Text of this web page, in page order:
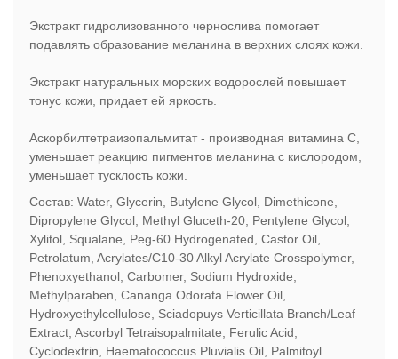
Экстракт гидролизованного чернослива помогает
подавлять образование меланина в верхних слоях кожи.
Экстракт натуральных морских водорослей повышает
тонус кожи, придает ей яркость.
Аскорбилтетраизопальмитат - производная витамина С,
уменьшает реакцию пигментов меланина с кислородом,
уменьшает тусклость кожи.
Состав: Water, Glycerin, Butylene Glycol, Dimethicone,
Dipropylene Glycol, Methyl Gluceth-20, Pentylene Glycol,
Xylitol, Squalane, Peg-60 Hydrogenated, Castor Oil,
Petrolatum, Acrylates/C10-30 Alkyl Acrylate Crosspolymer,
Phenoxyethanol, Carbomer, Sodium Hydroxide,
Methylparaben, Cananga Odorata Flower Oil,
Hydroxyethylcellulose, Sciadopuys Verticillata Branch/Leaf
Extract, Ascorbyl Tetraisopalmitate, Ferulic Acid,
Cyclodextrin, Haematococcus Pluvialis Oil, Palmitoyl